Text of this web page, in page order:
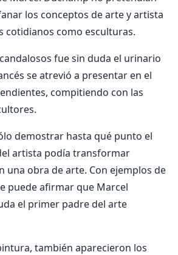
los conceptos de arte y artista
cotidianos como esculturas.
fue sin duda el urinario
se atrevió a presentar en el
compitiendo con las
demostrar hasta qué punto el
artista podía transformar
una obra de arte. Con ejemplos de
puede afirmar que Marcel
el primer padre del arte
también aparecieron los